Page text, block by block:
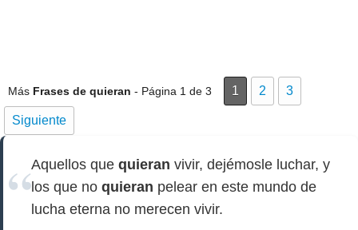
Más Frases de quieran - Página 1 de 3 1 2 3
Siguiente
Aquellos que quieran vivir, dejémosle luchar, y
los que no quieran pelear en este mundo de
lucha eterna no merecen vivir.